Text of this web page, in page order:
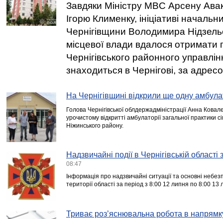
Завдяки Міністру МВC Арсену
Ігорю Клименку, ініціативі
Чернігівщини Володимира
місцевої влади вдалося
Чернігівського районного
знаходиться в Чернігові, за
На Чернігівщині відкрили ще одну
Голова Чернігівської облдержадміністрації Анна
урочистому відкритті амбулаторії загальної практики
Ніжинського району.
Надзвичайні події в Чернігівській
08:47
Інформація про надзвичайні ситуації та основні
території області за період з 8:00 12 липня по 8:00 13
Триває роз’яснювальна робота в